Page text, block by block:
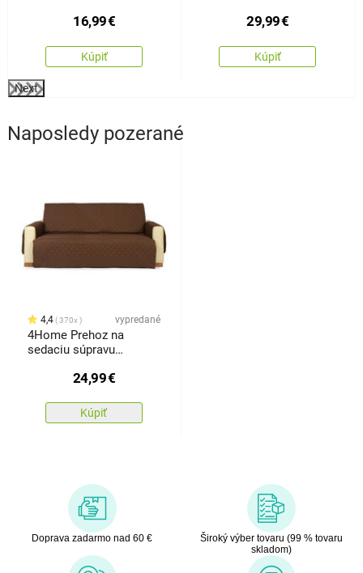
16,99€
Kúpiť
29,99€
Kúpiť
Next
Naposledy pozerané
4,4 370x vypredané
4Home Prehoz na
sedaciu súpravu
hnedá/béžová, 180 x 220
24,99€
Kúpiť
Doprava zadarmo nad 60 €
Široký výber tovaru (99 % tovaru
skladom)